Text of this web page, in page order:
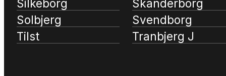
Silkeborg
Skanderborg
Solbjerg
Svendborg
Tilst
Tranbjerg J